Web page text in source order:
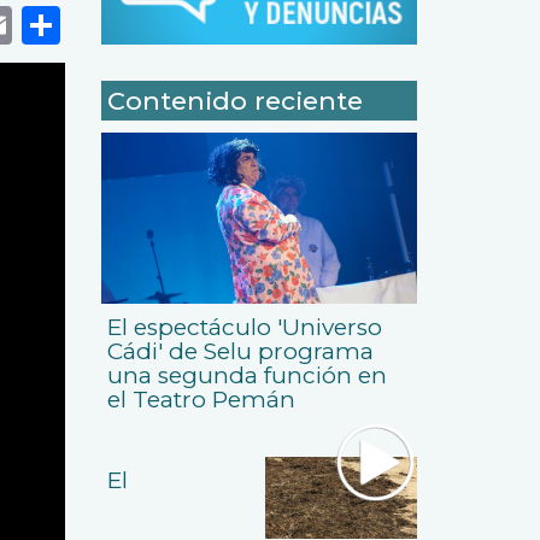
EmailShare
Contenido reciente
El espectáculo 'Universo
Cádi' de Selu programa
una segunda función en
el Teatro Pemán
El